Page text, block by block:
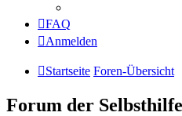
FAQ
Anmelden
Startseite Foren-Übersicht
Forum der